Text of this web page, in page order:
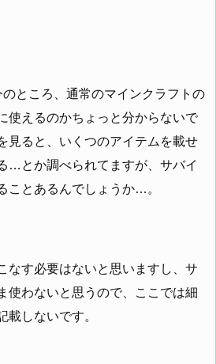
ところ、通常のマインクラフトの
使えるのかちょっと分からないで
見ると、いくつのアイテムを載せ
…とか調べられてますが、サバイ
ことあるんでしょうか…。
なす必要はないと思いますし、サ
使わないと思うので、ここでは細
載しないです。